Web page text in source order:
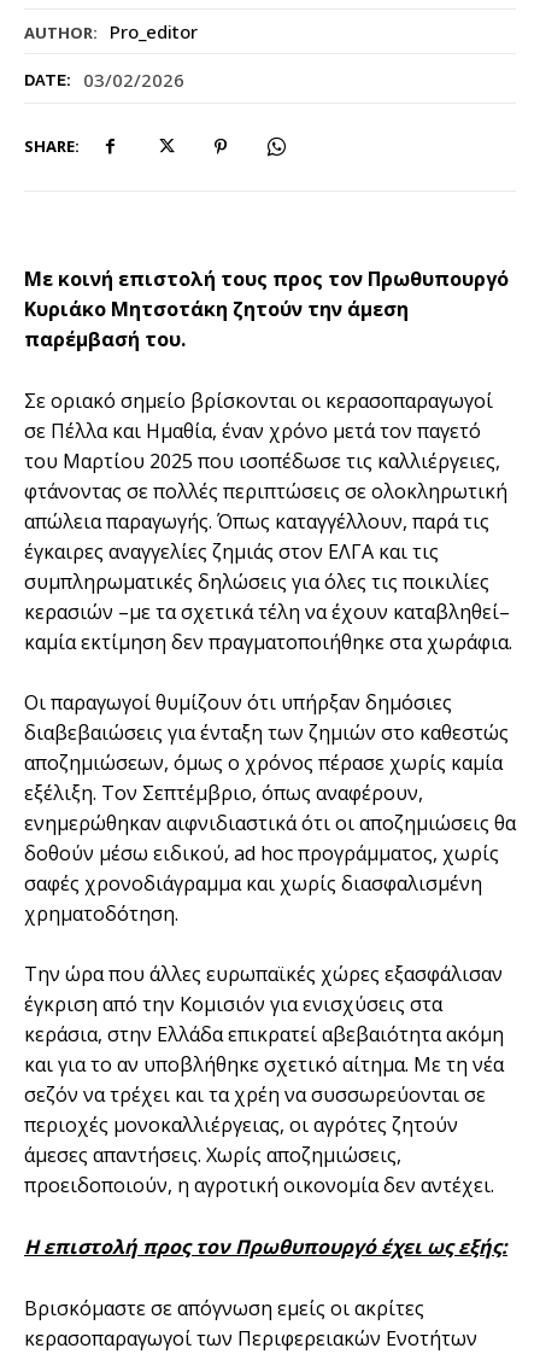
AUTHOR: Pro_editor
DATE: 03/02/2026
SHARE:
Mε κοινή επιστολή τους προς τον Πρωθυπουργό
Κυριάκο Μητσοτάκη ζητούν την άμεση
παρέμβασή του.
Σε οριακό σημείο βρίσκονται οι κερασοπαραγωγοί
σε Πέλλα και Ημαθία, έναν χρόνο μετά τον παγετό
του Μαρτίου 2025 που ισοπέδωσε τις καλλιέργειες,
φτάνοντας σε πολλές περιπτώσεις σε ολοκληρωτική
απώλεια παραγωγής. Όπως καταγγέλλουν, παρά τις
έγκαιρες αναγγελίες ζημιάς στον ΕΛΓΑ και τις
συμπληρωματικές δηλώσεις για όλες τις ποικιλίες
κερασιών –με τα σχετικά τέλη να έχουν καταβληθεί–
καμία εκτίμηση δεν πραγματοποιήθηκε στα χωράφια.
Οι παραγωγοί θυμίζουν ότι υπήρξαν δημόσιες
διαβεβαιώσεις για ένταξη των ζημιών στο καθεστώς
αποζημιώσεων, όμως ο χρόνος πέρασε χωρίς καμία
εξέλιξη. Τον Σεπτέμβριο, όπως αναφέρουν,
ενημερώθηκαν αιφνιδιαστικά ότι οι αποζημιώσεις θα
δοθούν μέσω ειδικού, ad hoc προγράμματος, χωρίς
σαφές χρονοδιάγραμμα και χωρίς διασφαλισμένη
χρηματοδότηση.
Την ώρα που άλλες ευρωπαϊκές χώρες εξασφάλισαν
έγκριση από την Κομισιόν για ενισχύσεις στα
κεράσια, στην Ελλάδα επικρατεί αβεβαιότητα ακόμη
και για το αν υποβλήθηκε σχετικό αίτημα. Με τη νέα
σεζόν να τρέχει και τα χρέη να συσσωρεύονται σε
περιοχές μονοκαλλιέργειας, οι αγρότες ζητούν
άμεσες απαντήσεις. Χωρίς αποζημιώσεις,
προειδοποιούν, η αγροτική οικονομία δεν αντέχει.
Η επιστολή προς τον Πρωθυπουργό έχει ως εξής:
Βρισκόμαστε σε απόγνωση εμείς οι ακρίτες
κερασοπαραγωγοί των Περιφερειακών Ενοτήτων